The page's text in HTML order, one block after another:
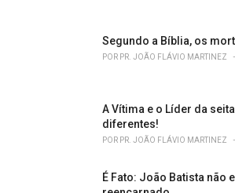
Segundo a Bíblia, os
POR PR. JOÃO FLÁVIO MARTINEZ
A Vítima e o Líder da
diferentes!
POR PR. JOÃO FLÁVIO MARTINEZ
É Fato: João Batista não